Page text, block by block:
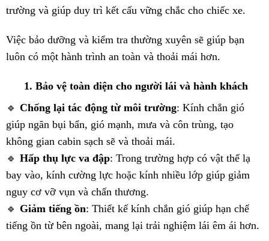
trường và giúp duy trì kết cấu vững chắc cho chiếc xe.
Việc bảo dưỡng và kiểm tra thường xuyên sẽ giúp bạn
luôn có một hành trình an toàn và thoải mái hơn.
1. Bảo vệ toàn diện cho người lái và hành khách
🔹 Chống lại tác động từ môi trường: Kính chắn gió
giúp ngăn bụi bẩn, gió mạnh, mưa và côn trùng, tạo
không gian cabin sạch sẽ và thoải mái.
🔹 Hấp thụ lực va đập: Trong trường hợp có vật thể lạ
bay vào, kính cường lực hoặc kính nhiều lớp giúp giảm
nguy cơ vỡ vụn và chấn thương.
🔹 Giảm tiếng ồn: Thiết kế kính chắn gió giúp hạn chế
tiếng ồn từ bên ngoài, mang lại trải nghiệm lái êm ái hơn.